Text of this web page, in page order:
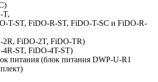
T,
T-ST, FiDO-R-ST, FiDO-T-SC и FiDO-R-
2R, FiDO-2T, FiDO-TR)
ST, FiDO-4T-ST)
питания (блок питания DWP-U-R1